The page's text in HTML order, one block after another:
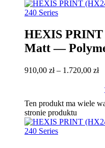
HEXIS
Matt —
910,00 zł– 1.720,00 zł
Ten produkt ma wiele
stronie produktu